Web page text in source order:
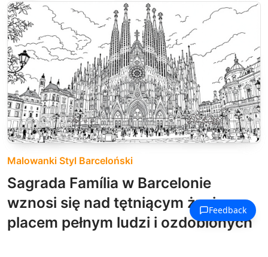
Malowanki Styl Barceloński
Sagrada Família w Barcelonie
wznosi się nad tętniącym życiem
placem pełnym ludzi i ozdobionych